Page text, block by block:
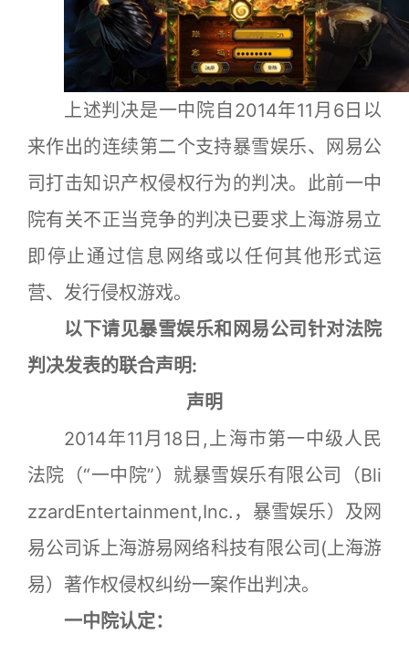
上述判决是一中院自2014年11月6日以
来作出的连续第二个支持暴雪娱乐、网易公
司打击知识产权侵权行为的判决。此前一中
院有关不正当竞争的判决已要求上海游易立
即停止通过信息网络或以任何其他形式运
营、发行侵权游戏。
以下请见暴雪娱乐和网易公司针对法院
判决发表的联合声明:
声明
2014年11月18日,上海市第一中级人民
法院（“一中院”）就暴雪娱乐有限公司（Bli
zzardEntertainment,Inc.，暴雪娱乐）及网
易公司诉上海游易网络科技有限公司(上海游
易）著作权侵权纠纷一案作出判决。
一中院认定：